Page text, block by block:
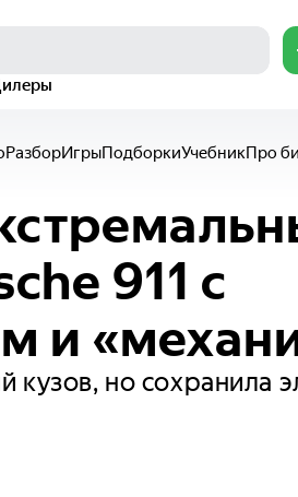
РазборИгрыПодборкиУчебникПро
911 с
и
кузов, но сохранила